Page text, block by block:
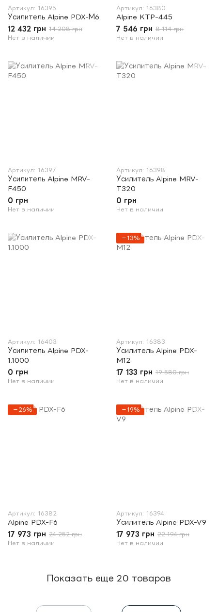
Артикул: 16395
Усилитель Alpine PDX-М6
12 432 грн 14 208 грн
Нет в наличии
Артикул: 16380
Alpine KTP-445
7 546 грн 8 114 грн
Нет в наличии
Артикул: 16397
Усилитель Alpine MRV-
F450
0 грн
Нет в наличии
Артикул: 16398
Усилитель Alpine MRV-
T320
0 грн
Нет в наличии
Артикул: 16403
Усилитель Alpine PDX-
1.1000
0 грн
Нет в наличии
−13%
Артикул: 16383
Усилитель Alpine PDX-
M12
17 133 грн 19 580 грн
Нет в наличии
−26%
Артикул: 16382
Alpine PDX-F6
17 973 грн 24 252 грн
Нет в наличии
−19%
Артикул: 16394
Усилитель Alpine PDX-V9
17 973 грн 22 194 грн
Нет в наличии
Показать еще 20 товаров